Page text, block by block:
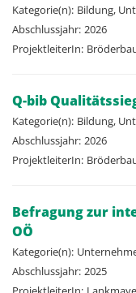
Kategorie(n): Bildung,
Abschlussjahr: 2026
ProjektleiterIn:
Q-bib
Kategorie(n): Bildung,
Abschlussjahr: 2026
ProjektleiterIn:
Befragung zur
OÖ
Kategorie(n):
Abschlussjahr: 2025